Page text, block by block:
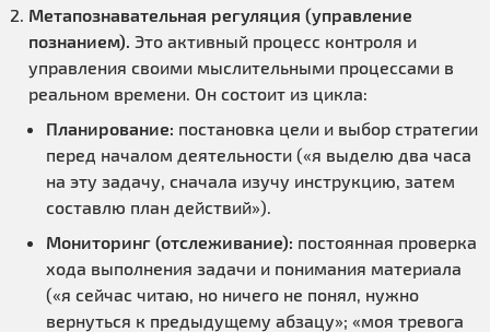
Метапознавательная регуляция (управление
познанием). Это активный процесс контроля и
управления своими мыслительными процессами в
реальном времени. Он состоит из цикла:
Планирование: постановка цели и выбор стратегии
перед началом деятельности («я выделю два часа
на эту задачу, сначала изучу инструкцию, затем
составлю план действий»).
Мониторинг (отслеживание): постоянная проверка
хода выполнения задачи и понимания материала
(«я сейчас читаю, но ничего не понял, нужно
вернуться к предыдущему абзацу»; «моя тревога